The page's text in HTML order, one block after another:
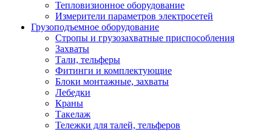
Тепловизионное оборудование
Измерители параметров электросетей
Грузоподъемное оборудование
Стропы и грузозахватные приспособления
Захваты
Тали, тельферы
Фитинги и комплектующие
Блоки монтажные, захваты
Лебедки
Краны
Такелаж
Тележки для талей, тельферов